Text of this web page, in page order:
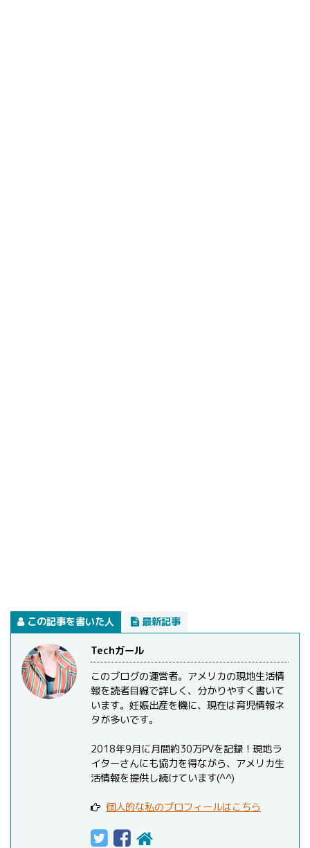
この記事を書いた人 最新記事
Techガール
このブログの運営者。アメリカの現地生活情
報を読者目線で詳しく、分かりやすく書いて
います。妊娠出産を機に、現在は育児情報ネ
タが多いです。
2018年9月に月間約30万PVを記録！現地ラ
イターさんにも協力を得ながら、アメリカ生
活情報を提供し続けています(^^)
個人的な私のプロフィールはこちら